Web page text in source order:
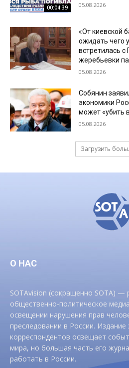
00:04:39 05.08.2026
«От киевской
ожидать чего
встретилась
жеребьевки
05.08.2026
Собянин
экономики
может «убить
05.08.2026
Загрузить
О НАС
SOTAvision (сокращенно SOTA) —
общественно-политическое
освещении нарушения прав
преследовании в России. Издание
корреспондентов освещает
мира, но большая часть его
работать в России.